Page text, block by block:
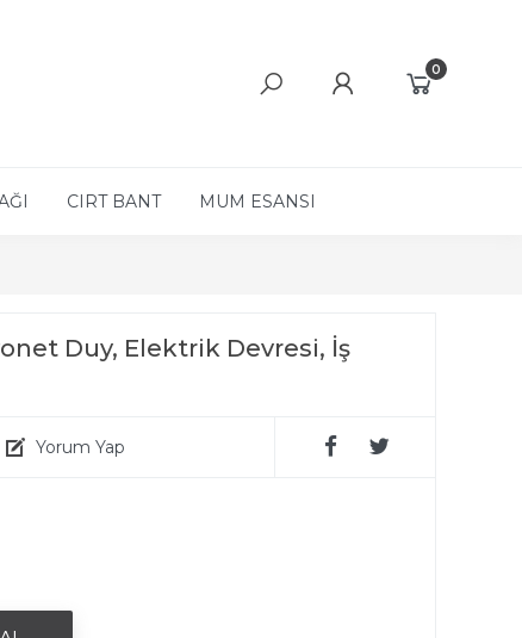
0
CIRT BANT MUM ESANSI
Duy, Elektrik Devresi, İş
Yorum Yap